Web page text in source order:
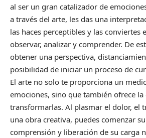
al ser un gran catalizador de
a través del arte, les das una
las haces perceptibles y las conviertes
observar, analizar y comprender. De
obtener una perspectiva,
posibilidad de iniciar un proceso de
El arte no solo te proporciona un
emociones, sino que también ofrece
transformarlas. Al plasmar el dolor, el
una obra creativa, puedes comenzar
comprensión y liberación de su carga